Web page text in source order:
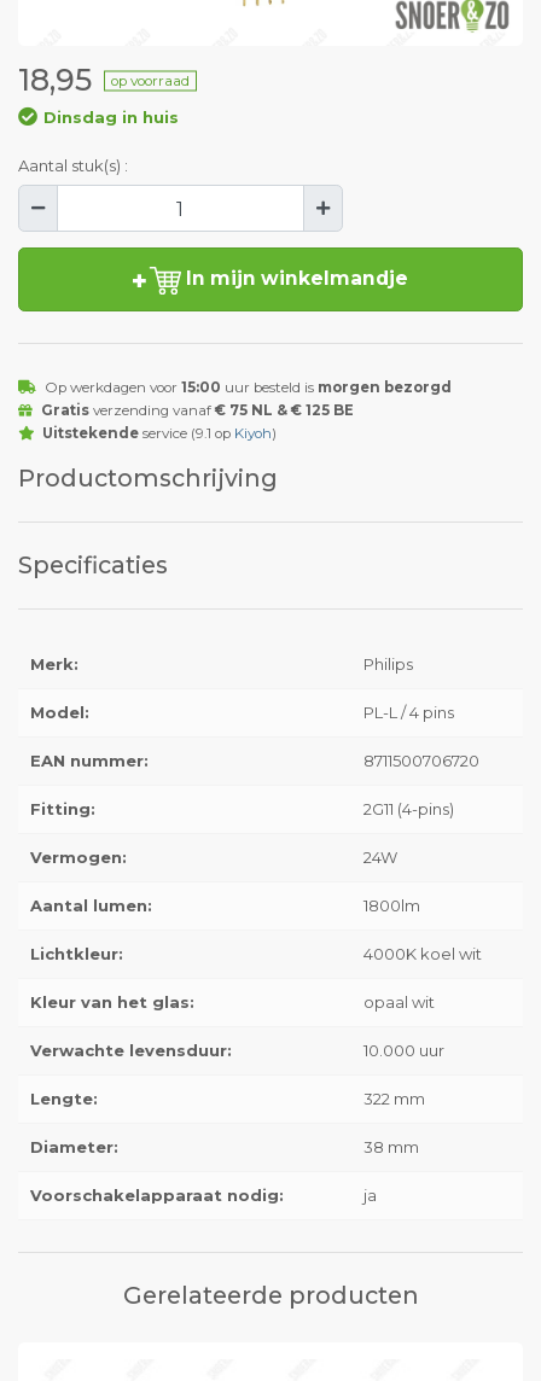
18,95 op voorraad
Dinsdag in huis
Aantal stuk(s) :
In mijn winkelmandje
Op werkdagen voor 15:00 uur besteld is morgen bezorgd
Gratisverzending vanaf € 75 NL & € 125 BE
Uitstekendeservice (9.1 op Kiyoh)
Productomschrijving
Specificaties
Merk: Philips
Model: PL-L / 4 pins
EAN nummer: 8711500706720
Fitting: 2G11 (4-pins)
Vermogen: 24W
Aantal lumen: 1800lm
Lichtkleur: 4000K koel wit
Kleur van het glas: opaal wit
Verwachte levensduur: 10.000 uur
Lengte: 322 mm
Diameter: 38 mm
Voorschakelapparaat nodig: ja
Gerelateerde producten